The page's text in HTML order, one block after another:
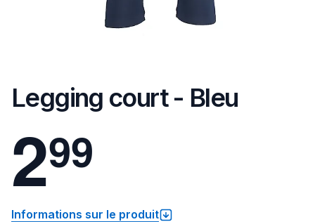
Legging court - Bleu
299
Informations sur le produit